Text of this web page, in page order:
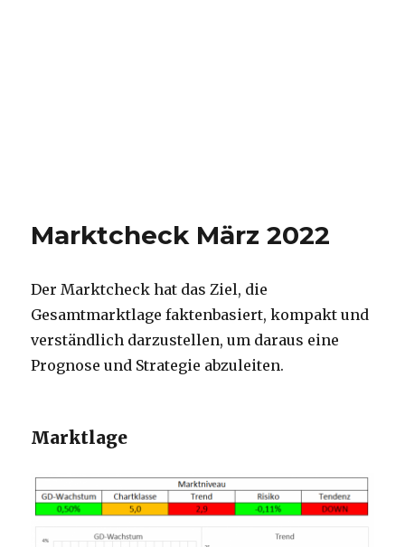
Marktcheck März 2022
Der Marktcheck hat das Ziel, die
Gesamtmarktlage faktenbasiert, kompakt und
verständlich darzustellen, um daraus eine
Prognose und Strategie abzuleiten.
Marktlage